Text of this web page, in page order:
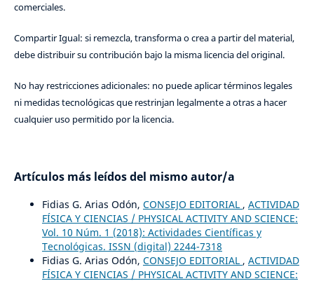
comerciales.
Compartir Igual: si remezcla, transforma o crea a partir del material,
debe distribuir su contribución bajo la misma licencia del original.
No hay restricciones adicionales: no puede aplicar términos legales
ni medidas tecnológicas que restrinjan legalmente a otras a hacer
cualquier uso permitido por la licencia.
Artículos más leídos del mismo autor/a
Fidias G. Arias Odón, CONSEJO EDITORIAL , ACTIVIDAD
FÍSICA Y CIENCIAS / PHYSICAL ACTIVITY AND SCIENCE:
Vol. 10 Núm. 1 (2018): Actividades Científicas y
Tecnológicas. ISSN (digital) 2244-7318
Fidias G. Arias Odón, CONSEJO EDITORIAL , ACTIVIDAD
FÍSICA Y CIENCIAS / PHYSICAL ACTIVITY AND SCIENCE: